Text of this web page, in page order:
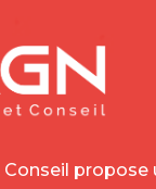
propose